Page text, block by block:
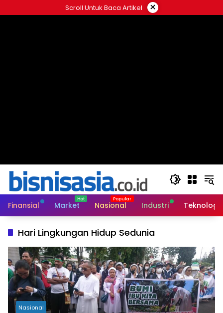
ke
Scroll Untuk Baca Artikel ×
Finansial Market Nasional Industri Teknologi
Hari Lingkungan Hidup Sedunia
Nasional